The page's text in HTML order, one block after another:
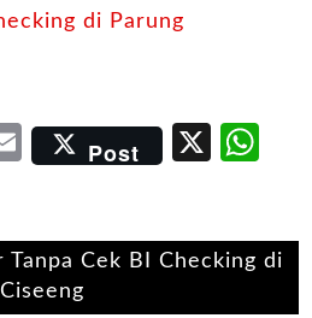
di Parung
Email
Post X
Cek BI Checking di
Ciseeng